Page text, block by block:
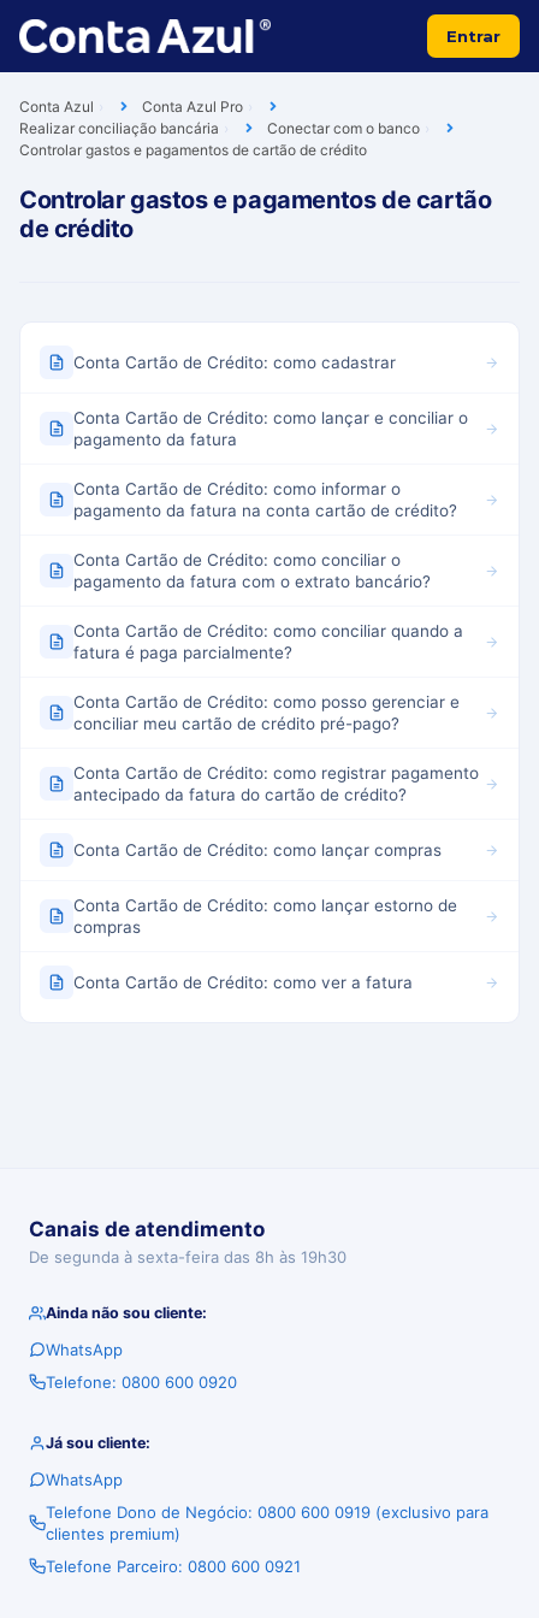
Entrar
Conta Azul
Conta Azul Pro
Realizar conciliação bancária
Conectar com o banco
Controlar gastos e pagamentos de cartão de crédito
Controlar gastos e pagamentos de cartão
de crédito
Conta Cartão de Crédito: como cadastrar
Conta Cartão de Crédito: como lançar e conciliar o
pagamento da fatura
Conta Cartão de Crédito: como informar o
pagamento da fatura na conta cartão de crédito?
Conta Cartão de Crédito: como conciliar o
pagamento da fatura com o extrato bancário?
Conta Cartão de Crédito: como conciliar quando a
fatura é paga parcialmente?
Conta Cartão de Crédito: como posso gerenciar e
conciliar meu cartão de crédito pré-pago?
Conta Cartão de Crédito: como registrar pagamento
antecipado da fatura do cartão de crédito?
Conta Cartão de Crédito: como lançar compras
Conta Cartão de Crédito: como lançar estorno de
compras
Conta Cartão de Crédito: como ver a fatura
Canais de atendimento
De segunda à sexta-feira das 8h às 19h30
Ainda não sou cliente:
WhatsApp
Telefone: 0800 600 0920
Já sou cliente:
WhatsApp
Telefone Dono de Negócio: 0800 600 0919 (exclusivo para
clientes premium)
Telefone Parceiro: 0800 600 0921